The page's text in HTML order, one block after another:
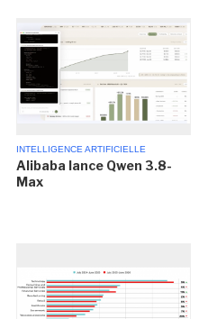
INTELLIGENCE ARTIFICIELLE
Alibaba lance Qwen 3.8-
Max